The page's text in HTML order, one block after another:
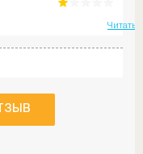
Плюс постоянное
заказчику
которого есть
в глаза(из за
выходят
ти утра и до победного -
жизнь скучна и не
Читать